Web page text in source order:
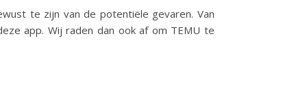
te zijn van de potentiële gevaren. Van
app. Wij raden dan ook af om TEMU te